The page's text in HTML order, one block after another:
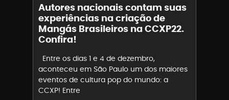
Autores nacionais contam suas
experiências na criação de
Mangás Brasileiros na CCXP22.
Confira!
Entre os dias 1 e 4 de dezembro,
aconteceu em São Paulo um dos maiores
eventos de cultura pop do mundo: a
CCXP! Entre